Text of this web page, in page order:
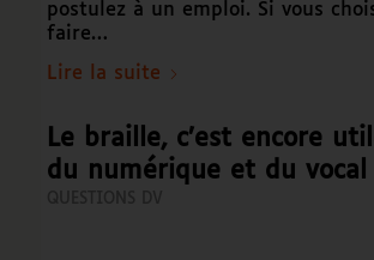
postulez à un emploi. Si vous
faire…
Lire la suite
Le braille, c’est encore
du numérique et du vocal